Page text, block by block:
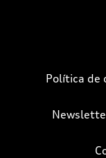
Política de